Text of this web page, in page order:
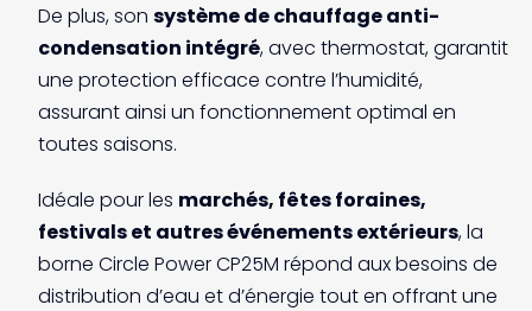
De plus, son système de chauffage anti-
condensation intégré, avec thermostat, garantit
une protection efficace contre l’humidité,
assurant ainsi un fonctionnement optimal en
toutes saisons.
Idéale pour les marchés, fêtes foraines,
festivals et autres événements extérieurs, la
borne Circle Power CP25M répond aux besoins de
distribution d’eau et d’énergie tout en offrant une